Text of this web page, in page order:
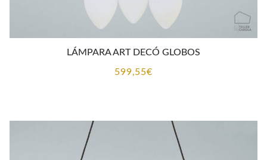
LÁMPARA ART DECÓ GLOBOS
599,55€